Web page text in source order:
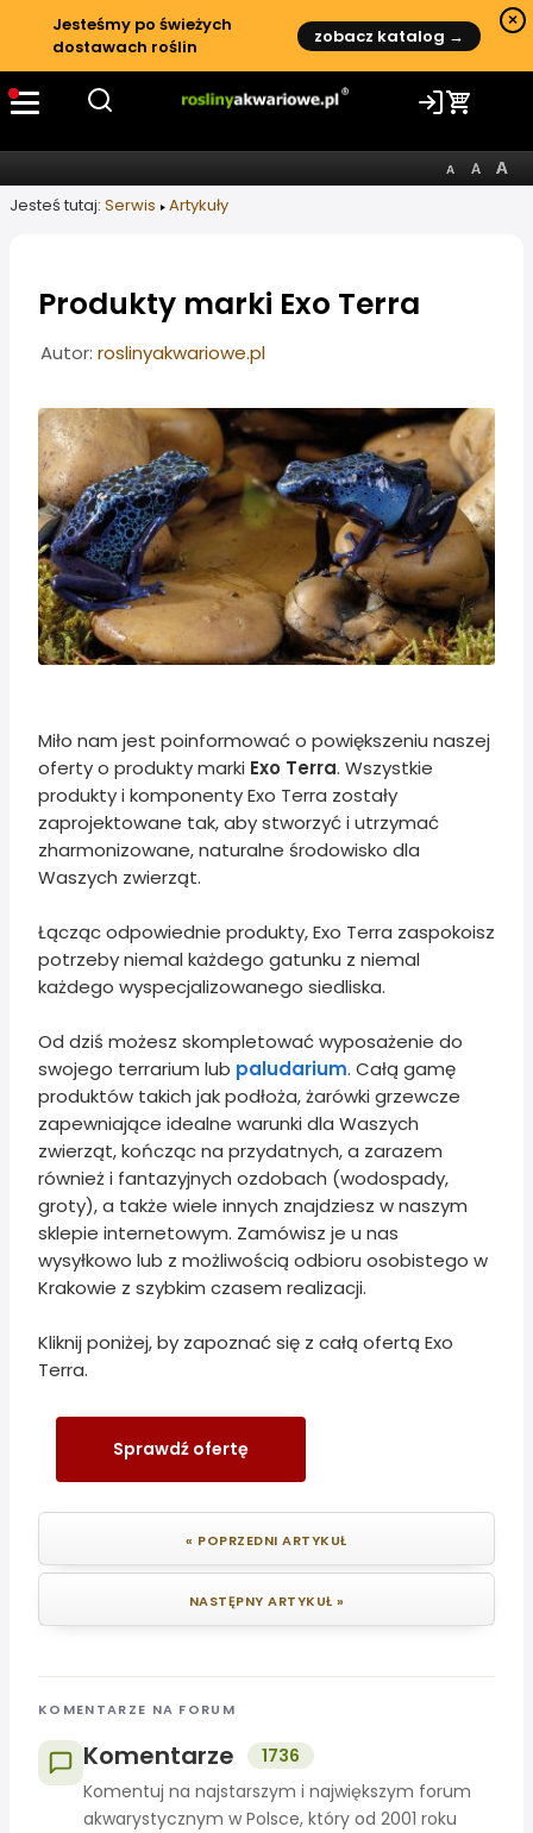
Jesteśmy po świeżych
dostawach roślin
zobacz katalog →
×
Jesteś tutaj: Serwis Artykuły
Produkty marki Exo Terra
Informacje o artykule
Autor: roslinyakwariowe.pl
Miło nam jest poinformować o powiększeniu naszej
oferty o produkty marki Exo Terra. Wszystkie
produkty i komponenty Exo Terra zostały
zaprojektowane tak, aby stworzyć i utrzymać
zharmonizowane, naturalne środowisko dla
Waszych zwierząt.
Łącząc odpowiednie produkty, Exo Terra zaspokoisz
potrzeby niemal każdego gatunku z niemal
każdego wyspecjalizowanego siedliska.
Od dziś możesz skompletować wyposażenie do
swojego terrarium lub paludarium. Całą gamę
produktów takich jak podłoża, żarówki grzewcze
zapewniające idealne warunki dla Waszych
zwierząt, kończąc na przydatnych, a zarazem
również i fantazyjnych ozdobach (wodospady,
groty), a także wiele innych znajdziesz w naszym
sklepie internetowym. Zamówisz je u nas
wysyłkowo lub z możliwością odbioru osobistego w
Krakowie z szybkim czasem realizacji.
Kliknij poniżej, by zapoznać się z całą ofertą Exo
Terra.
Sprawdź ofertę
« POPRZEDNI ARTYKUŁ
NASTĘPNY ARTYKUŁ »
KOMENTARZE NA FORUM
Komentarze
1736
Komentuj na najstarszym i największym forum
akwarystycznym w Polsce, który od 2001 roku